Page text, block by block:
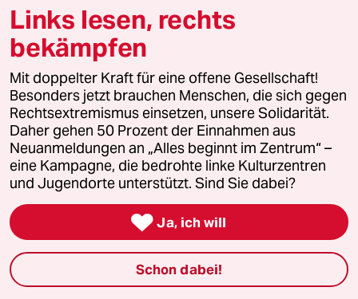
TM Tina Möller
03.01.2013 ,12:41 Uhr
Die Figur Mohamed ist es wert, genauer
betrachtet zu werden, da sein Leben den
heutigen Moslems als Vorbild gilt. Mohamed
war ein Geschäftsmann, Kriegsherr und
Raubritter, und ein Polygamist, der in hohem
Alter ein 9 Jahre altes Kind zu einer seiner
von seinem Gott erhielt, passen immer so
genau zu dem, was für ihn persönlich gerade
nützlich ist, dass es schon lächerlich ist. Der
Islam ist durch und ducht auf Expansion
ausgelegt. Die Vorschrift des persönlich zu
Links lesen, rechts
bekämpfen
Mit doppelter Kraft für eine offene Gesellschaft!
Besonders jetzt brauchen Menschen, die sich gegen
Rechtsextremismus einsetzen, unsere Solidarität.
Daher gehen 50 Prozent der Einnahmen aus
Neuanmeldungen an „Alles beginnt im Zentrum“ –
eine Kampagne, die bedrohte linke Kulturzentren
und Jugendorte unterstützt. Sind Sie dabei?
 Ja, ich will
Schon dabei!